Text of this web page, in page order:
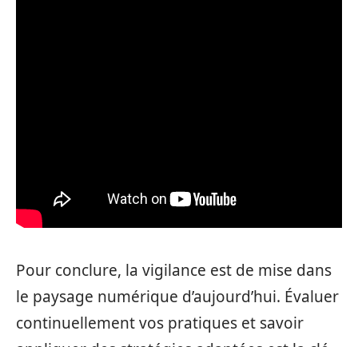
Pour conclure, la vigilance est de mise dans
le paysage numérique d’aujourd’hui. Évaluer
continuellement vos pratiques et savoir